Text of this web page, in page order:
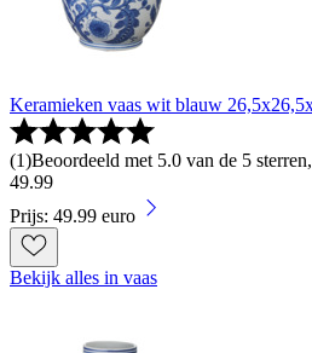
Keramieken vaas wit blauw
(1)Beoordeeld met 5.0 van de 5
49.99
Prijs: 49.99 euro
Bekijk alles in vaas